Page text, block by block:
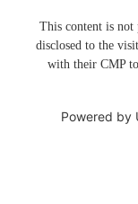
This content is not
disclosed to the
with their CMP
Powered by